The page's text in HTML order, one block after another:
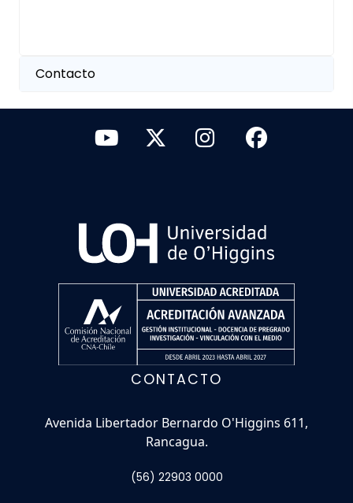
Contacto
CONTACTO
Avenida Libertador Bernardo O'Higgins 611,
Rancagua.
(56) 22903 0000